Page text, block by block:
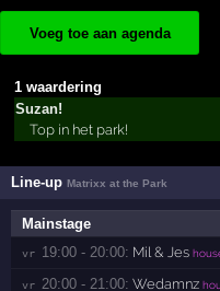
Voeg toe aan agenda
1 waardering
Suzan!
Top in het park!
Line-upMatrixx at the Park
Mainstage
vr 19:00 - 20:00: Mil & Jes
vr 20:00 - 21:00: Wedamnz